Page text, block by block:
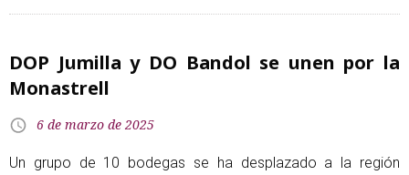
DOP Jumilla y DO Bandol se unen por la
Monastrell
6 de marzo de 2025
Un grupo de 10 bodegas se ha desplazado a la región